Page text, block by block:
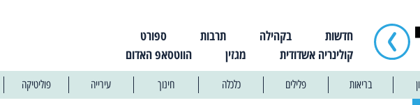
חדשות בקהילה תרבות
ספורט
קולינריה אשדודית
מגזין הווטסאפ האדום
בריאות פלילים כלכלה חינוך עירייה פוליטיקה